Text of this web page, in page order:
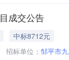
成交公告
中标8712元
招标单位： 邹平市